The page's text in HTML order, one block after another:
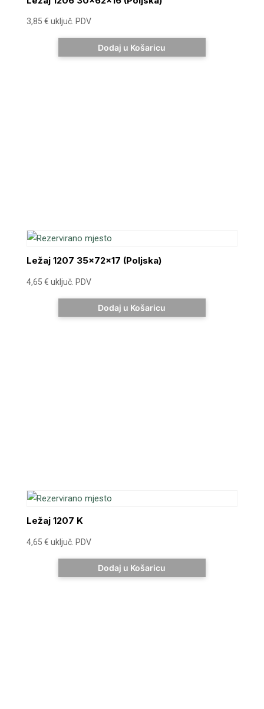
3,85 € uključ. PDV
Dodaj u Košaricu
Ležaj 1207 35x72x17 (Poljska)
4,65 € uključ. PDV
Dodaj u Košaricu
Ležaj 1207 K
4,65 € uključ. PDV
Dodaj u Košaricu